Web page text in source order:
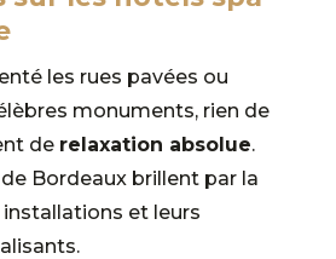
les rues pavées ou
monuments, rien de
de relaxation absolue.
de Bordeaux brillent par la
et leurs